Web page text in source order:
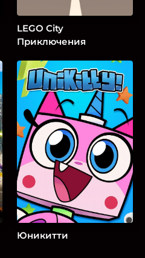
LEGO City
Приключения
Юникитти